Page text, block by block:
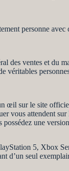
personne
des ventes et
véritables
sur le site
vous attendent
une
5, Xbox
d’un seul